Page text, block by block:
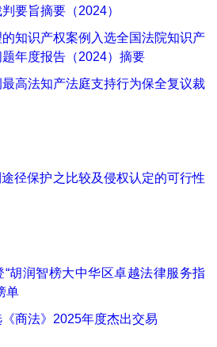
要旨摘要（2024）
知识产权案例入选全国法院知识产
年度报告（2024）摘要
高法知产法庭支持行为保全复议裁
径保护之比较及侵权认定的可行性
胡润智榜大中华区卓越法律服务指
单
商法》2025年度杰出交易